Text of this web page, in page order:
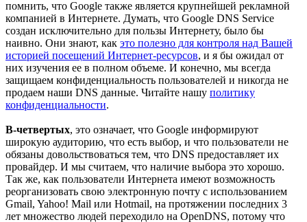
помнить, что Google также является крупнейшей рекламной
компанией в Интернете. Думать, что Google DNS Service
создан исключительно для пользы Интернету, было бы
наивно. Они знают, как это полезно для контроля над Вашей
историей посещений Интернет-ресурсов, и я бы ожидал от
них изучения ее в полном объеме. И конечно, мы всегда
защищаем конфиденциальность пользователей и никогда не
продаем наши DNS данные. Читайте нашу политику
конфиденциальности.
В-четвертых, это означает, что Google информируют
широкую аудиторию, что есть выбор, и что пользователи не
обязаны довольствоваться тем, что DNS предоставляет их
провайдер. И мы считаем, что наличие выбора это хорошо.
Так же, как пользователи Интернета имеют возможность
реорганизовать свою электронную почту с использованием
Gmail, Yahoo! Mail или Hotmail, на протяжении последних 3
лет множество людей переходило на OpenDNS, потому что